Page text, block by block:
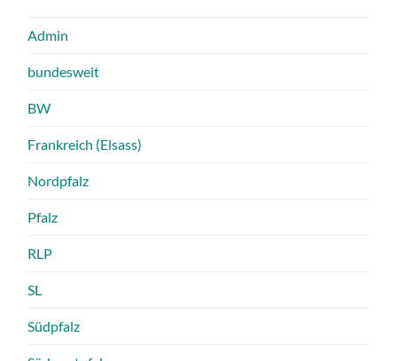
Admin
bundesweit
BW
Frankreich (Elsass)
Nordpfalz
Pfalz
RLP
SL
Südpfalz